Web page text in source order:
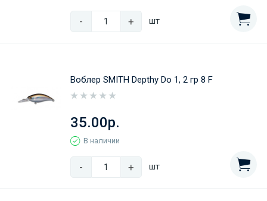
- + шт
Воблер SMITH Depthy Do 1, 2 гр 8 F
35.00р.
В наличии
- + шт